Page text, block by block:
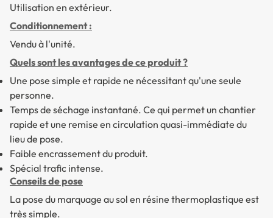
Utilisation en extérieur.
Conditionnement :
Vendu à l'unité.
Quels sont les avantages de ce produit ?
Une pose simple et rapide ne nécessitant qu'une seule
personne.
Temps de séchage instantané. Ce qui permet un chantier
rapide et une remise en circulation quasi-immédiate du
lieu de pose.
Faible encrassement du produit.
Spécial trafic intense.
Conseils de pose
La pose du marquage au sol en résine thermoplastique est
très simple.